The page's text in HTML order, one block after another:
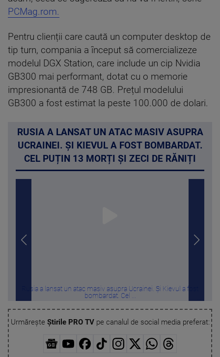
PCMag.rom.
Pentru clienții care caută un computer desktop de
tip turn, compania a început să comercializeze
modelul DGX Station, care include un cip Nvidia
GB300 mai performant, dotat cu o memorie
impresionantă de 748 GB. Prețul modelului
GB300 a fost estimat la peste 100.000 de dolari.
RUSIA A LANSAT UN ATAC MASIV ASUPRA
UCRAINEI. ȘI KIEVUL A FOST BOMBARDAT.
CEL PUȚIN 13 MORȚI ȘI ZECI DE RĂNIȚI
Rusia a lansat un atac masiv asupra Ucrainei. Și Kievul a fost
bombardat. Cel ...
Urmărește Știrile PRO TVpe canalul de social media preferat: